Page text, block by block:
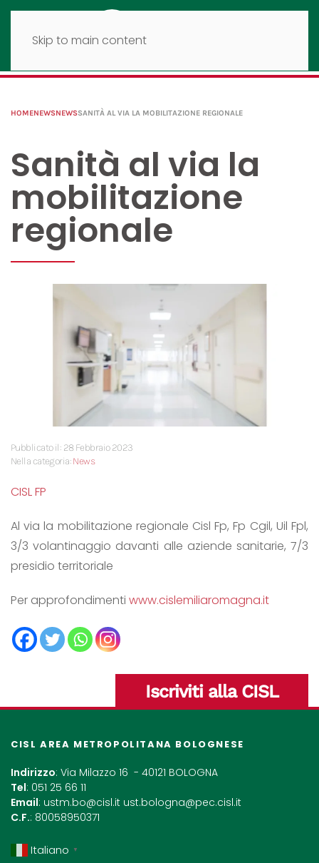
Skip to main content
HOMENEWSNEWSSANITÀ AL VIA LA MOBILITAZIONE REGIONALE
Sanità al via la
mobilitazione
regionale
Pubblicato il: 28 Febbraio 2023
Nella categoria:News
CISL FP
Al via la mobilitazione regionale Cisl Fp, Fp Cgil, Uil Fpl,
3/3 volantinaggio davanti alle aziende sanitarie, 7/3
presidio territoriale
Per approfondimenti www.cislemiliaromagna.it
Iscriviti alla CISL
CISL AREA METROPOLITANA BOLOGNESE
Indirizzo: Via Milazzo 16 - 40121 BOLOGNA
Tel: 051 25 66 11
Email: ustm.bo@cisl.it ust.bologna@pec.cisl.it
C.F.: 80058950371
Italiano ▼